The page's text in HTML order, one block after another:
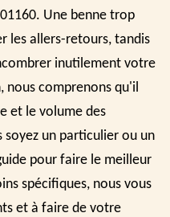
Une benne trop
les allers-retours, tandis
inutilement votre
nous comprenons qu'il
et le volume des
soyez un particulier ou un
pour faire le meilleur
spécifiques, nous vous
et à faire de votre